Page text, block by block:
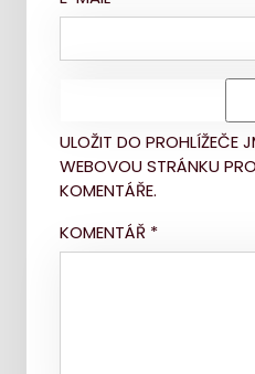
ULOŽIT DO PROHLÍŽEČE
WEBOVOU STRÁNKU
KOMENTÁŘE.
KOMENTÁŘ *